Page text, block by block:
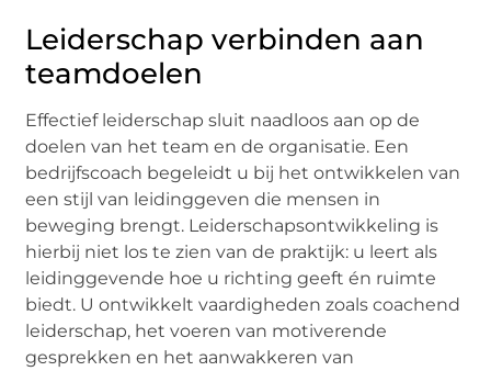
Leiderschap verbinden aan
teamdoelen
Effectief leiderschap sluit naadloos aan op de
doelen van het team en de organisatie. Een
bedrijfscoach begeleidt u bij het ontwikkelen van
een stijl van leidinggeven die mensen in
beweging brengt. Leiderschapsontwikkeling is
hierbij niet los te zien van de praktijk: u leert als
leidinggevende hoe u richting geeft én ruimte
biedt. U ontwikkelt vaardigheden zoals coachend
leiderschap, het voeren van motiverende
gesprekken en het aanwakkeren van